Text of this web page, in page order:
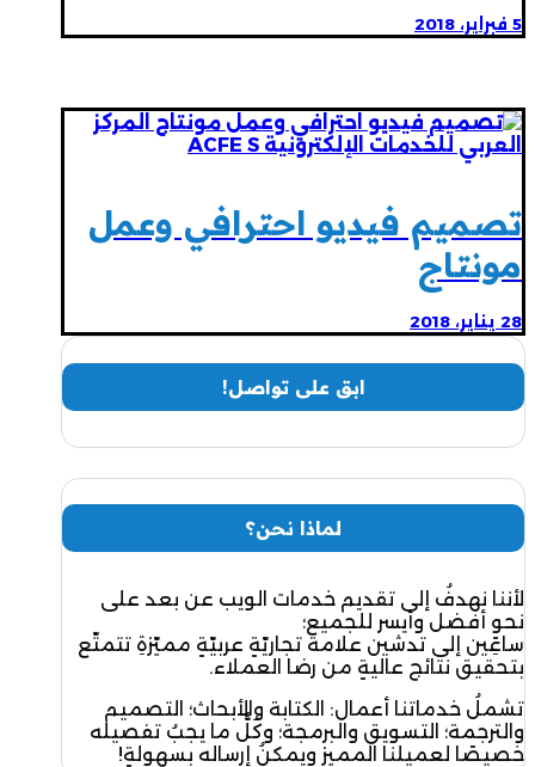
5 فبراير، 2018
تصميم فيديو احترافي وعمل
مونتاج
28 يناير، 2018
ابق على تواصل!
لماذا نحن؟
لأننا نهدفُ إلى تقديم خدمات الويب عن بعد على
نحوٍ أفضل وأيسر للجميع؛
ساعِين إلى تدشين علامة تجاريّةٍ عربيّةٍ مميّزةِ تتمتّع
بتحقيق نتائج عاليةٍ من رضا العملاء.
تشملُ خدماتنا أعمال: الكتابة والأبحاث؛ التصميم
والترجمة؛ التسويق والبرمجة؛ وكُلُّ ما يجبُ تفصيله
خصيصًا لعميلنا المميز ويمكنُ إرساله بسهولةٍ!